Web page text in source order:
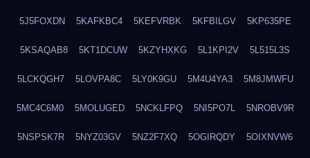
5J5FOXDN 5KAFKBC4 5KEFVRBK 5KFBILGV 5KP635PE
5KSAQAB8 5KT1DCUW 5KZYHXKG 5L1KPI2V 5L515L3S
5LCKQGH7 5LOVPA8C 5LY0K9GU 5M4U4YA3 5M8JMWFU
5MC4C6M0 5MOLUGED 5NCKLFPQ 5NI5PO7L 5NROBV9R
5NSPSK7R 5NYZ03GV 5NZ2F7XQ 5OGIRQDY 5OIXNVW6